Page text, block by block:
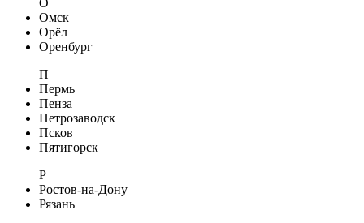
Омск
Орёл
Оренбург
П
Пермь
Пенза
Петрозаводск
Псков
Пятигорск
Р
Ростов-на-Дону
Рязань